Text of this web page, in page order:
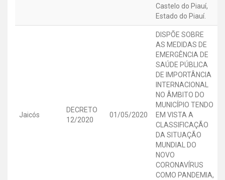
Castelo do Piauí,
Estado do Piauí.
Jaicós
DECRETO
12/2020
01/05/2020
DISPÕE SOBRE
AS MEDIDAS DE
EMERGÊNCIA DE
SAÚDE PÚBLICA
DE IMPORTÂNCIA
INTERNACIONAL
NO ÂMBITO DO
MUNICÍPIO TENDO
EM VISTA A
CLASSIFICAÇÃO
DA SITUAÇÃO
MUNDIAL DO
NOVO
CORONAVÍRUS
COMO PANDEMIA,